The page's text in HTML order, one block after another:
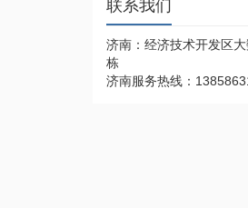
联系我们
济南：经济技术开发区
栋
济南服务热线：